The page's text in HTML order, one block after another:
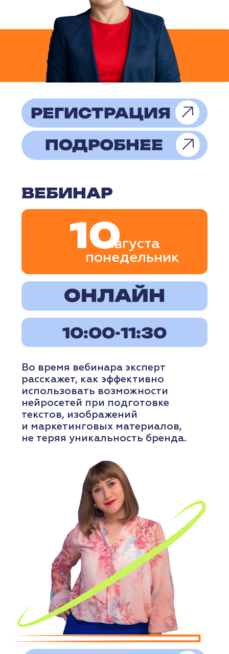
ПОДРОБНЕЕ
РЕГИСТРАЦИЯ
ВЕБИНАР
Во время вебинара эксперт
расскажет, почему универсальный
подход к продажам не всегда
определять тип клиента уже
в первые минуты общения.
12августа
среда
ОНЛАЙН
РЕГИСТРАЦИЯ
Во время вебинара эксперт
расскажет, как рассчитывать
ключевые финансовые
показатели, строить финансовые
модели и использовать юнит-
12августа
среда
ОНЛАЙН
13:00-14:30